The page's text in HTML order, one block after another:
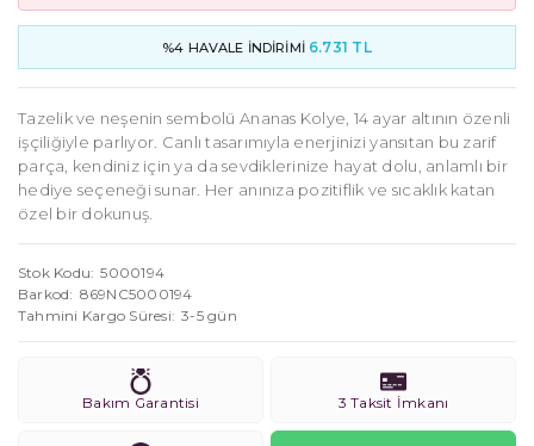
%4 HAVALE İNDİRİMİ 6.731 TL
Tazelik ve neşenin sembolü Ananas Kolye, 14 ayar altının özenli
işçiliğiyle parlıyor. Canlı tasarımıyla enerjinizi yansıtan bu zarif
parça, kendiniz için ya da sevdiklerinize hayat dolu, anlamlı bir
hediye seçeneği sunar. Her anınıza pozitiflik ve sıcaklık katan
özel bir dokunuş.
Stok Kodu
5000194
Barkod
869NC5000194
Tahmini Kargo Süresi
3-5 gün
Bakım Garantisi 3 Taksit İmkanı